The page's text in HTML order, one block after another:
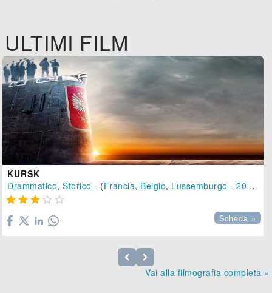
ULTIMI FILM
KURSK
Drammatico,Storico - (Francia, Belgio, Lussemburgo -2018
    
Scheda »
Vai alla filmografia completa »